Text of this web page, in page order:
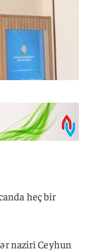
heç bir
naziri Ceyhun